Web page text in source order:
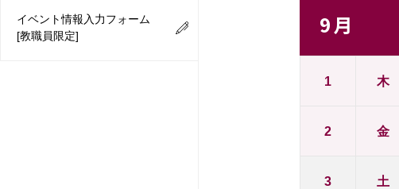
9月
1 木
2 金
3 土
イベント情報入力フォーム
[教職員限定]